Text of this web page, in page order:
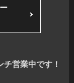
営業中です！